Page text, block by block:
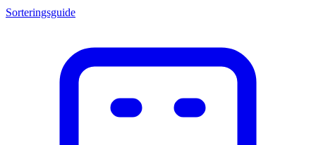
Sorteringsguide